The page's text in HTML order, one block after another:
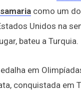
como um
Unidos na
bateu a Turquia.
em
conquistada em